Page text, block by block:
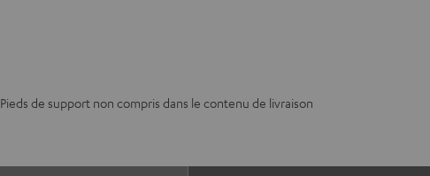
Pieds de support non compris dans le contenu de livraison